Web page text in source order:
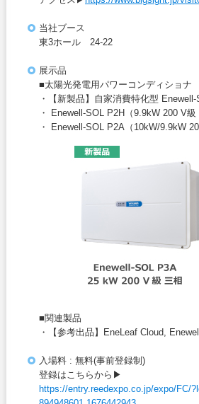
当社ブース
東3ホール 24-22
展示品
■太陽光発電用パワーコンディショナ
・【新製品】自家消費特化型
・ Enewell-SOL P2H（9.9kW 200 V級
・ Enewell-SOL P2A（10kW/9.9kW
■関連製品
・【参考出品】EneLeaf Cloud,
入場料 : 無料(事前登録制)
登録はこちらから▶
https://entry.reedexpo.co.jp/expo/FC/